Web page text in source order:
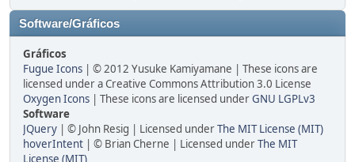
Software/Gráficos
Gráficos
Fugue Icons | © 2012 Yusuke Kamiyamane | These icons are
licensed under a Creative Commons Attribution 3.0 License
Oxygen Icons | These icons are licensed underGNU LGPLv3
Software
JQuery | © John Resig | Licensed underThe MIT License (MIT)
hoverIntent | © Brian Cherne | Licensed underThe MIT
License (MIT)